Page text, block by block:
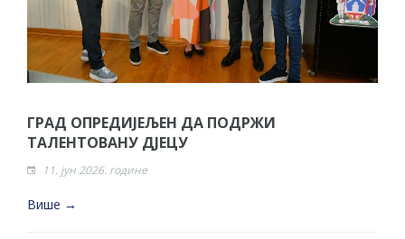
ГРАД ОПРЕДИЈЕЉЕН ДА ПОДРЖИ
ТАЛЕНТОВАНУ ДЈЕЦУ
11. јун 2026. године
Више →